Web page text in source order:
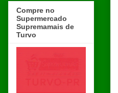
Compre no
Supermercado
Supremamais de
Turvo